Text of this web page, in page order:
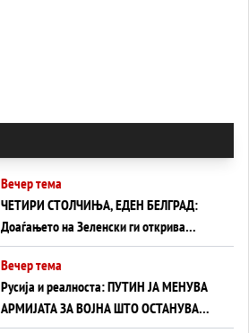
Вечер тема
ЧЕТИРИ СТОЛЧИЊА, ЕДЕН БЕЛГРАД:
Доаѓањето на Зеленски ги открива
тајните на политиката на балансирање
на Вучиќ
Вечер тема
Русија и реалноста: ПУТИН ЈА МЕНУВА
АРМИЈАТА ЗА ВОЈНА ШТО ОСТАНУВА
БЕЗ ФРОНТ